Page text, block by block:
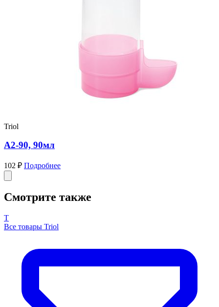
Triol
A2-90, 90мл
102 ₽ Подробнее
Смотрите также
T
Все товары Triol